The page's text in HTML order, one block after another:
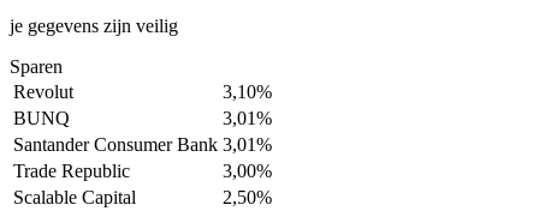
je gegevens zijn veilig
Sparen
Revolut
3,10%
BUNQ
3,01%
Santander Consumer Bank 3,01%
Trade Republic
3,00%
Scalable Capital
2,50%